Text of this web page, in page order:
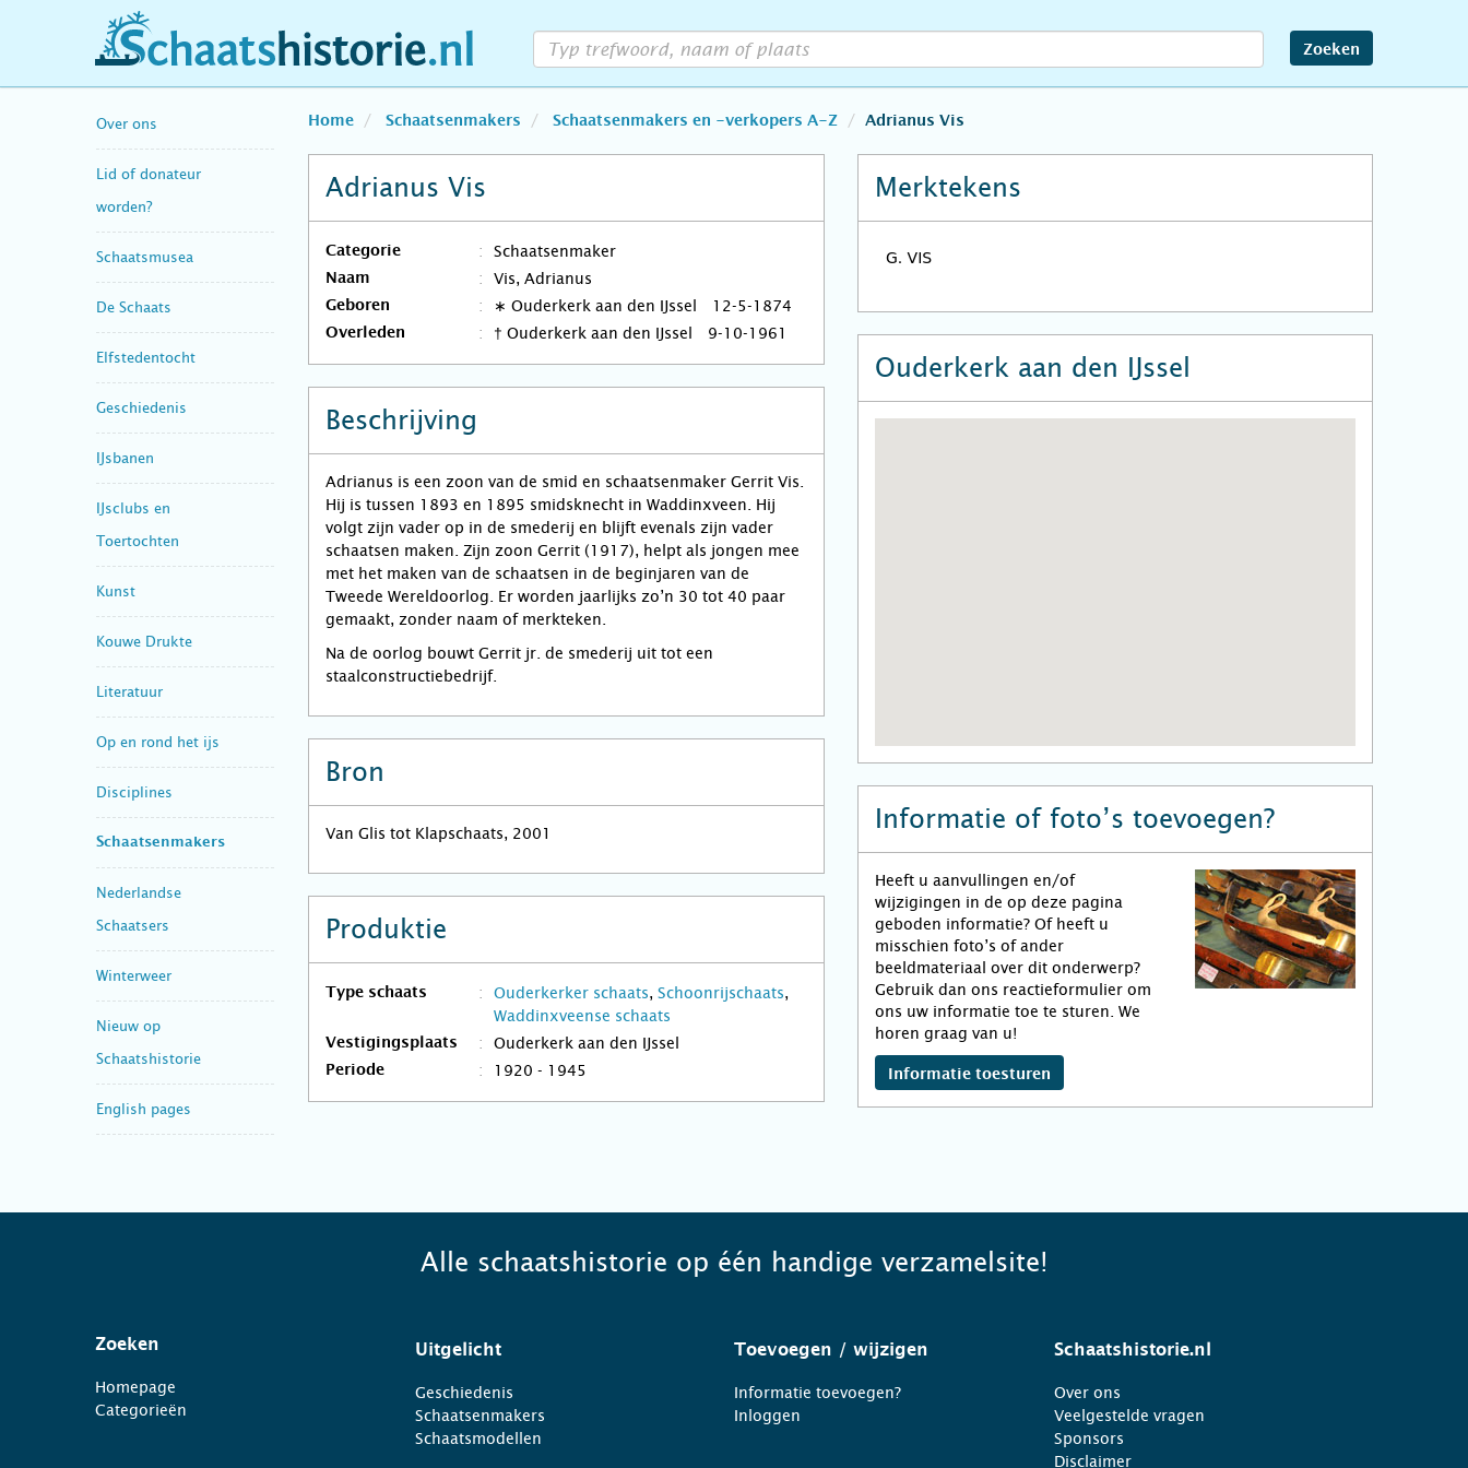
schaatshistorie.nl Zoeken
Over ons
Lid of donateur
worden?
Schaatsmusea
De Schaats
Elfstedentocht
Geschiedenis
IJsbanen
IJsclubs en
Toertochten
Kunst
Kouwe Drukte
Literatuur
Op en rond het ijs
Disciplines
Schaatsenmakers
Nederlandse
Schaatsers
Winterweer
Nieuw op
Schaatshistorie
English pages
Home Schaatsenmakers Schaatsenmakers en -verkopers A-Z Adrianus Vis
Adrianus Vis
Categorie Schaatsenmaker
Naam Vis, Adrianus
Geboren ∗ Ouderkerk aan den IJssel 12-5-1874
Overleden † Ouderkerk aan den IJssel 9-10-1961
Beschrijving
Adrianus is een zoon van de smid en schaatsenmaker Gerrit Vis.
Hij is tussen 1893 en 1895 smidsknecht in Waddinxveen. Hij
volgt zijn vader op in de smederij en blijft evenals zijn vader
schaatsen maken. Zijn zoon Gerrit (1917), helpt als jongen mee
met het maken van de schaatsen in de beginjaren van de
Tweede Wereldoorlog. Er worden jaarlijks zo’n 30 tot 40 paar
gemaakt, zonder naam of merkteken.
Na de oorlog bouwt Gerrit jr. de smederij uit tot een
staalconstructiebedrijf.
Bron
Van Glis tot Klapschaats, 2001
Produktie
Type schaats Ouderkerker schaats, Schoonrijschaats,
Waddinxveense schaats
Vestigingsplaats Ouderkerk aan den IJssel
Periode 1920 - 1945
Merktekens
Ouderkerk aan den IJssel
Informatie of foto’s toevoegen?
Heeft u aanvullingen en/of
wijzigingen in de op deze pagina
geboden informatie? Of heeft u
misschien foto’s of ander
beeldmateriaal over dit onderwerp?
Gebruik dan ons reactieformulier om
ons uw informatie toe te sturen. We
horen graag van u!
Informatie toesturen
Alle schaatshistorie op één handige verzamelsite!
Zoeken
Homepage
Categorieën
Uitgelicht
Geschiedenis
Schaatsenmakers
Schaatsmodellen
Toevoegen / wijzigen
Informatie toevoegen?
Inloggen
Schaatshistorie.nl
Over ons
Veelgestelde vragen
Sponsors
Disclaimer